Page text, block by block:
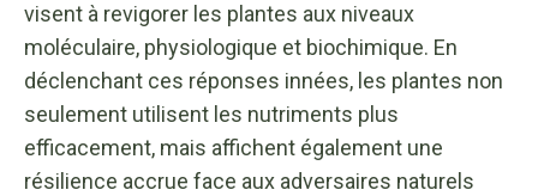
visent à revigorer les plantes aux niveaux
moléculaire, physiologique et biochimique. En
déclenchant ces réponses innées, les plantes non
seulement utilisent les nutriments plus
efficacement, mais affichent également une
résilience accrue face aux adversaires naturels